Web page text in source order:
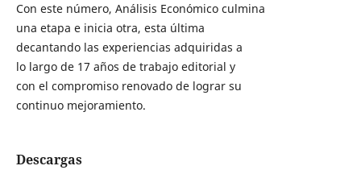
Con este número, Análisis Económico culmina
una etapa e inicia otra, esta última
decantando las experiencias adquiridas a
lo largo de 17 años de trabajo editorial y
con el compromiso renovado de lograr su
continuo mejoramiento.
Descargas